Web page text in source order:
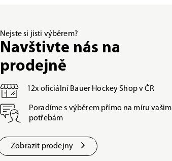
Nejste si jisti výběrem?
Navštivte nás na
prodejně
12x oficiální Bauer Hockey Shop v ČR
Poradíme s výběrem přímo na míru vašim
potřebám
Zobrazit prodejny